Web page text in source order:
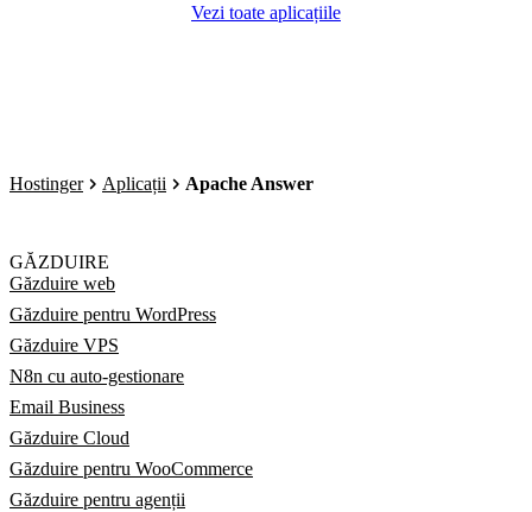
Vezi toate aplicațiile
Hostinger Aplicații Apache Answer
GĂZDUIRE
Găzduire web
Găzduire pentru WordPress
Găzduire VPS
N8n cu auto-gestionare
Email Business
Găzduire Cloud
Găzduire pentru WooCommerce
Găzduire pentru agenții